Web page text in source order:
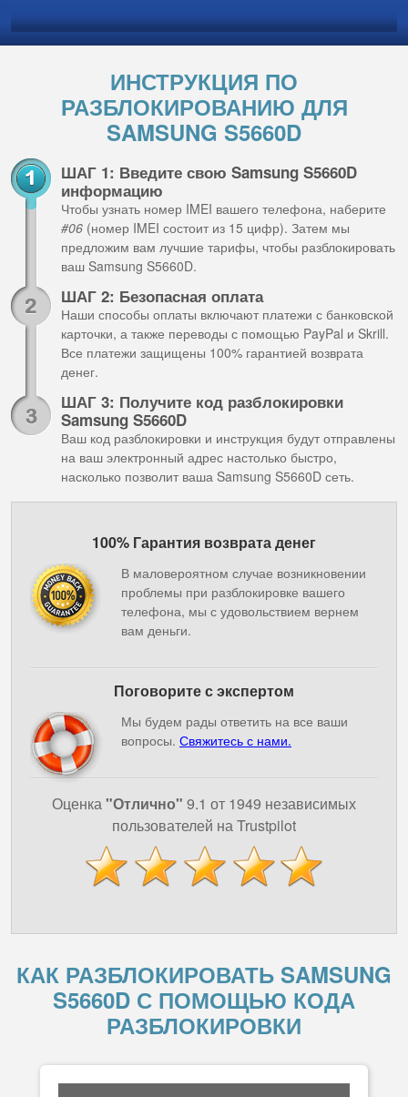
ИНСТРУКЦИЯ ПО
РАЗБЛОКИРОВАНИЮ ДЛЯ
SAMSUNG S5660D
ШАГ 1: Введите свою Samsung S5660D
информацию
Чтобы узнать номер IMEI вашего телефона, наберите
#06 (номер IMEI состоит из 15 цифр). Затем мы
предложим вам лучшие тарифы, чтобы разблокировать
ваш Samsung S5660D.
ШАГ 2: Безопасная оплата
Наши способы оплаты включают платежи с банковской
карточки, а также переводы с помощью PayPal и Skrill.
Все платежи защищены 100% гарантией возврата
денег.
ШАГ 3: Получите код разблокировки
Samsung S5660D
Ваш код разблокировки и инструкция будут отправлены
на ваш электронный адрес настолько быстро,
насколько позволит ваша Samsung S5660D сеть.
100% Гарантия возврата денег
В маловероятном случае возникновении
проблемы при разблокировке вашего
телефона, мы с удовольствием вернем
вам деньги.
Поговорите с экспертом
Мы будем рады ответить на все ваши
вопросы. Свяжитесь с нами.
Оценка"Отлично" 9.1 от 1949 независимых
пользователей на Trustpilot
КАК РАЗБЛОКИРОВАТЬ SAMSUNG
S5660D С ПОМОЩЬЮ КОДА
РАЗБЛОКИРОВКИ